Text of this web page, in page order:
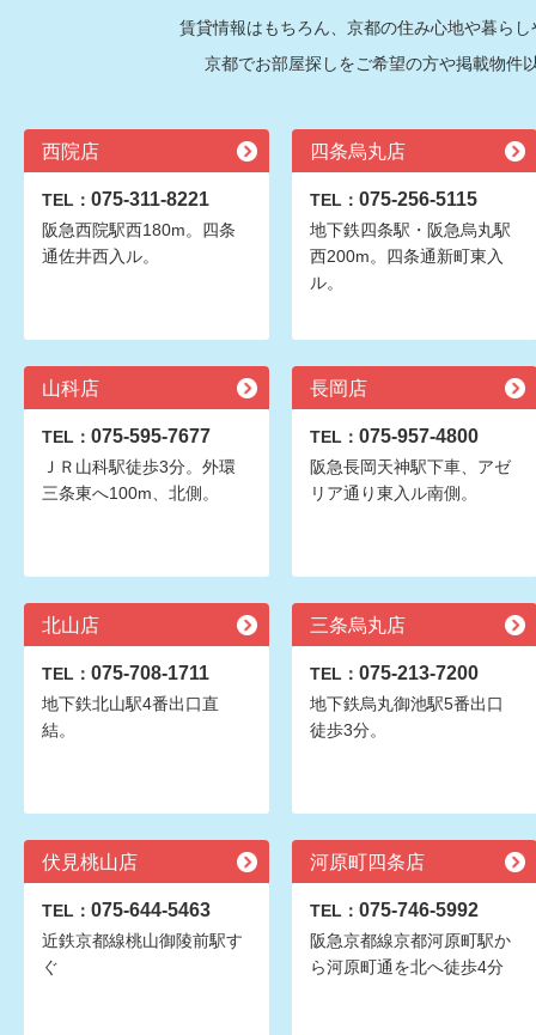
賃貸情報はもちろん、京都の住み心地や暮ら
京都でお部屋探しをご希望の方や掲載物件
西院店
TEL： 075-311-8221
阪急西院駅西180m。四条
通佐井西入ル。
四条烏丸店
TEL： 075-256-5115
地下鉄四条駅・阪急烏丸駅
西200m。四条通新町東入
ル。
山科店
TEL： 075-595-7677
ＪＲ山科駅徒歩3分。外環
三条東へ100m、北側。
長岡店
TEL： 075-957-4800
阪急長岡天神駅下車、アゼ
リア通り東入ル南側。
北山店
TEL： 075-708-1711
地下鉄北山駅4番出口直
結。
三条烏丸店
TEL： 075-213-7200
地下鉄烏丸御池駅5番出口
徒歩3分。
伏見桃山店
TEL： 075-644-5463
近鉄京都線桃山御陵前駅す
ぐ
河原町四条店
TEL： 075-746-5992
阪急京都線京都河原町駅か
ら河原町通を北へ徒歩4分